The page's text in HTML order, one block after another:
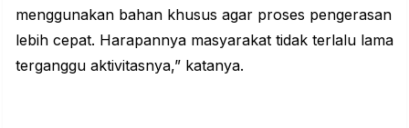
menggunakan bahan khusus agar proses pengerasan
lebih cepat. Harapannya masyarakat tidak terlalu lama
terganggu aktivitasnya,” katanya.